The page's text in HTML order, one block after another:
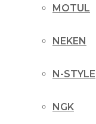
MOTUL
NEKEN
N-STYLE
NGK